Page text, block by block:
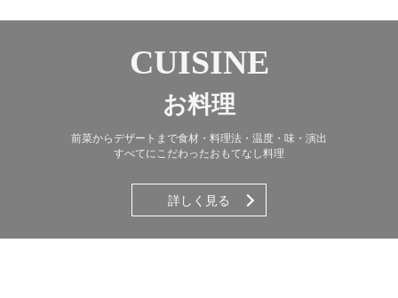
CUISINE
お料理
前菜からデザートまで食材・料理法・温度・味・演出
すべてにこだわったおもてなし料理
詳しく見る